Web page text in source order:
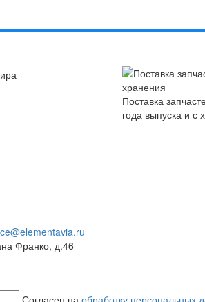
Поставка
года выпуска и с
Франко, д.46
Согласен на обработку персональных